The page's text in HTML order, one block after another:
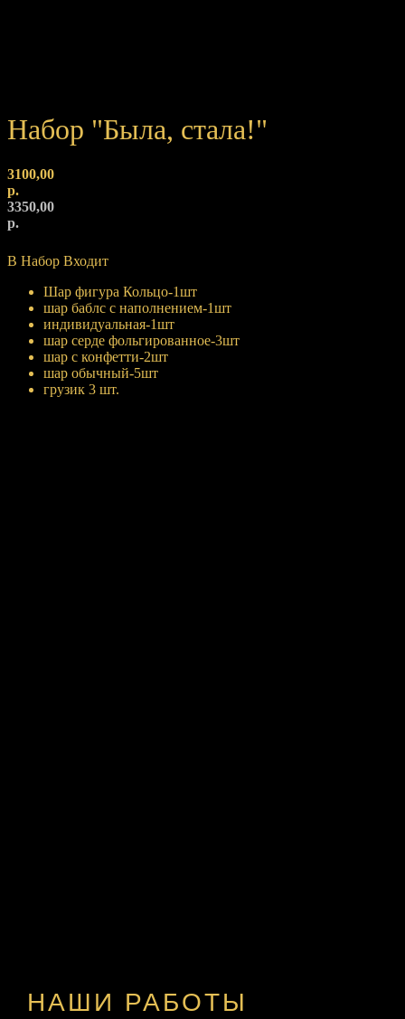
Набор "Была, стала!"
3100,00
р.
3350,00
р.
В Набор Входит
Шар фигура Кольцо-1шт
шар баблс с наполнением-1шт
индивидуальная-1шт
шар серде фольгированное-3шт
шар с конфетти-2шт
шар обычный-5шт
грузик 3 шт.
НАШИ РАБОТЫ